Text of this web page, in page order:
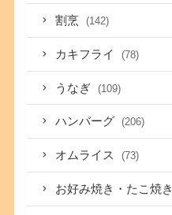
割烹 (142)
カキフライ (78)
うなぎ (109)
ハンバーグ (206)
オムライス (73)
お好み焼き・たこ焼き